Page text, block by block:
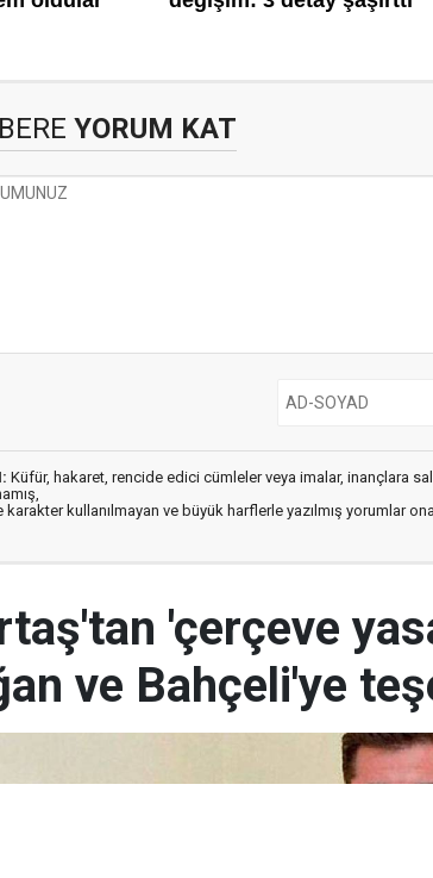
YORUM KAT
Küfür, hakaret, rencide edici cümleler veya imalar, inançlara
karakter kullanılmayan ve büyük harflerle yazılmış yorumlar
'çerçeve
ve Bahçeli'ye